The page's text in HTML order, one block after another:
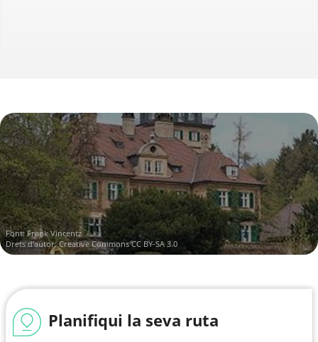
Font:Frank Vincentz
Drets d'autor:Creative Commons CC BY-SA 3.0
Planifiqui la seva ruta